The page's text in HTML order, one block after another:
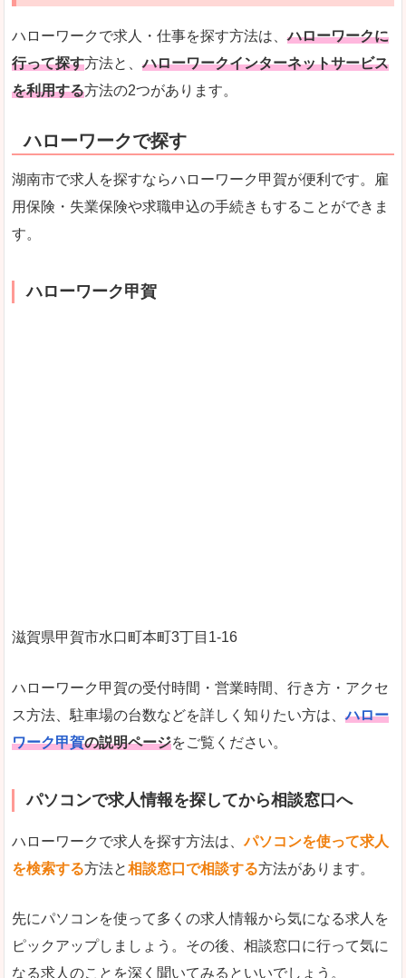
ハローワークで求人・仕事を探す方法は、ハローワークに
行って探す方法と、ハローワークインターネットサービス
を利用する方法の2つがあります。
ハローワークで探す
湖南市で求人を探すならハローワーク甲賀が便利です。雇
用保険・失業保険や求職申込の手続きもすることができま
す。
ハローワーク甲賀
滋賀県甲賀市水口町本町3丁目1-16
ハローワーク甲賀の受付時間・営業時間、行き方・アクセ
ス方法、駐車場の台数などを詳しく知りたい方は、ハロー
ワーク甲賀の説明ページをご覧ください。
パソコンで求人情報を探してから相談窓口へ
ハローワークで求人を探す方法は、パソコンを使って求人
を検索する方法と相談窓口で相談する方法があります。
先にパソコンを使って多くの求人情報から気になる求人を
ピックアップしましょう。その後、相談窓口に行って気に
なる求人のことを深く聞いてみるといいでしょう。